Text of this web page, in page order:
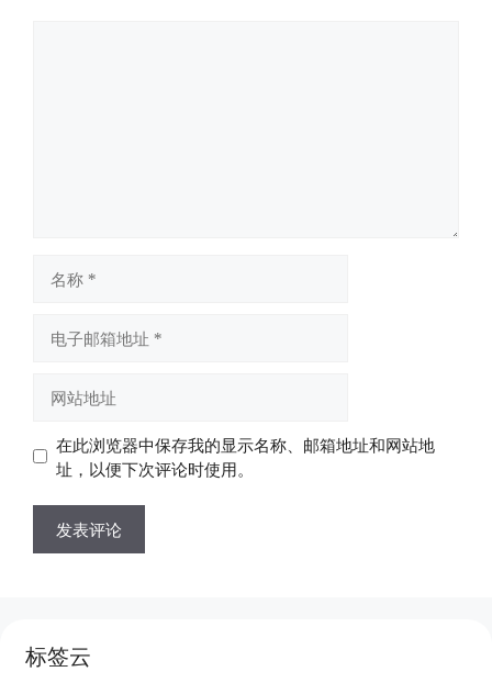
址
址
在此浏览器中保存我的显示名称、邮箱地址和网站地
址，以便下次评论时使用。
标签云